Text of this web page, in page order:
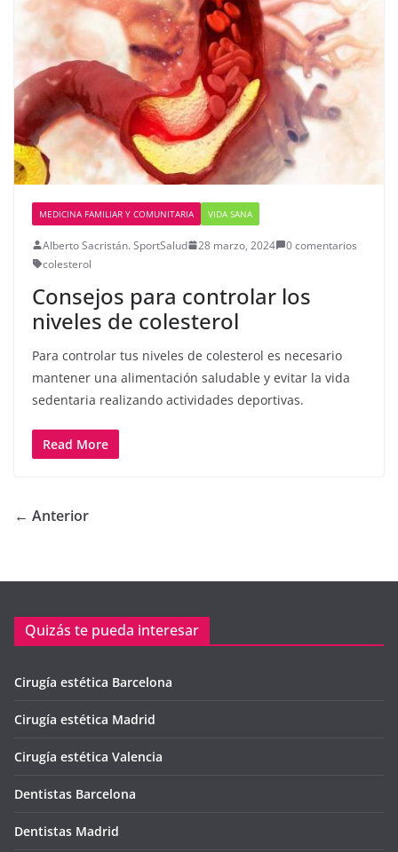
MEDICINA FAMILIAR Y COMUNITARIA VIDA SANA
Alberto Sacristán. SportSalud 28 marzo, 2024
0 comentarios
colesterol
Consejos para controlar los
niveles de colesterol
Para controlar tus niveles de colesterol es necesario
mantener una alimentación saludable y evitar la vida
sedentaria realizando actividades deportivas.
Read More
← Anterior
Quizás te pueda interesar
Cirugía estética Barcelona
Cirugía estética Madrid
Cirugía estética Valencia
Dentistas Barcelona
Dentistas Madrid